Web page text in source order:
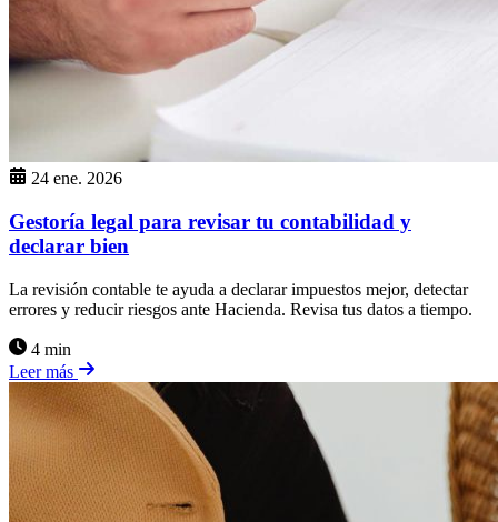
24 ene. 2026
Gestoría legal para revisar tu contabilidad y
declarar bien
La revisión contable te ayuda a declarar impuestos mejor, detectar
errores y reducir riesgos ante Hacienda. Revisa tus datos a tiempo.
4 min
Leer más